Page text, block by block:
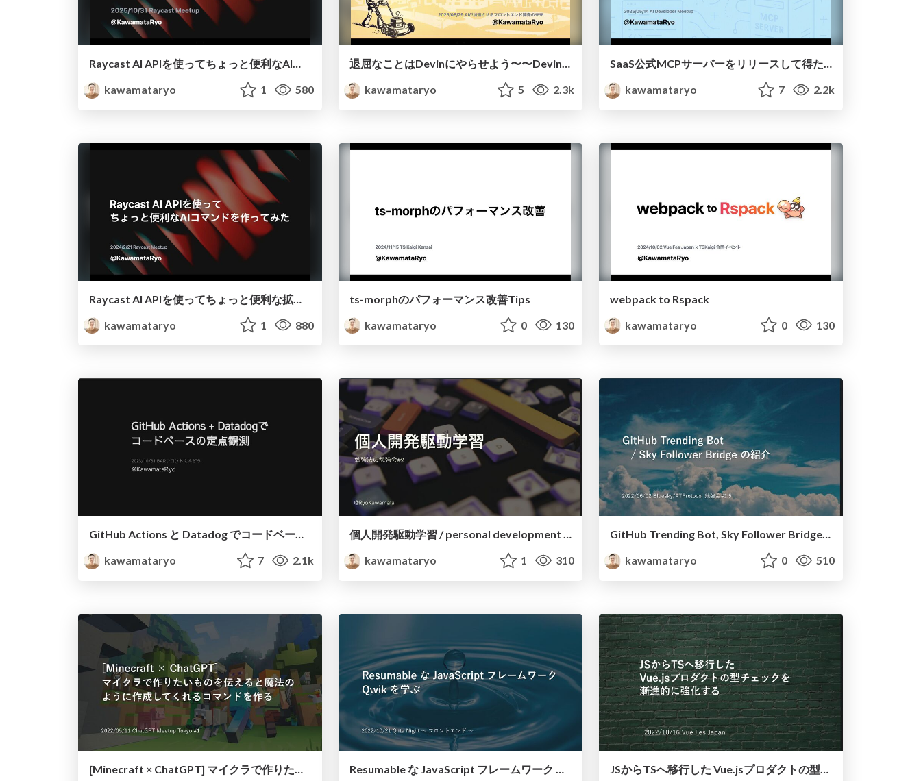
Raycast AI APIを使ってちょっと便利なAI拡張機能を作ってみた
kawamataryo
1 580
退屈なことはDevinにやらせよう〜〜Devin APIを使ったVisual Regression Testの自動追加〜
kawamataryo
5 2.3k
SaaS公式MCPサーバーをリリースして得た学び
kawamataryo
7 2.2k
kawamataryo
1 880
ts-morphのパフォーマンス改善Tips
kawamataryo
0 130
webpack to Rspack
kawamataryo
0 130
kawamataryo
7 2.1k
kawamataryo
1 310
kawamataryo
0 510
[Minecraft × ChatGPT] マイクラで作りたいものを伝えると魔法のように作ってくれるコマンドを作る
Resumable な JavaScript フレームワーク Qwik を学ぶ / qwik-resumable
JSからTSへ移行した Vue.jsプロダクトの型チェックを 漸進的に強化する/ reinforcing the type